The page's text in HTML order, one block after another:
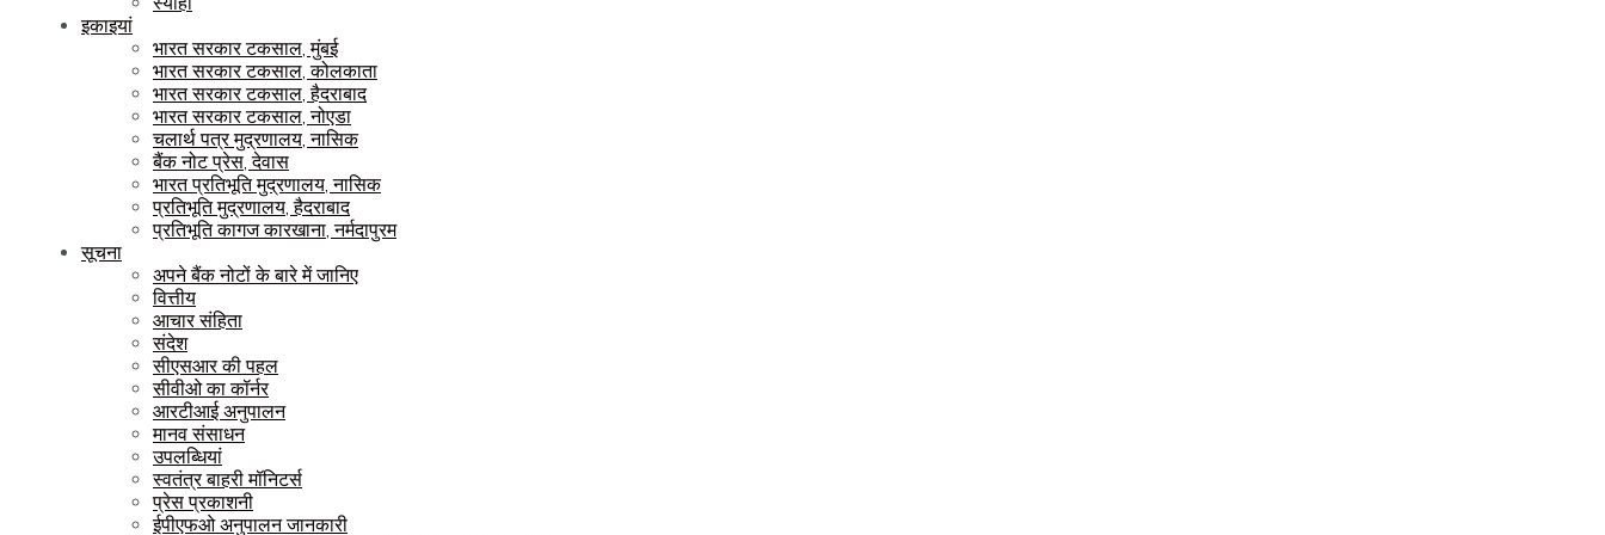
इकाइयां
भारत सरकार टकसाल, मुंबई
भारत सरकार टकसाल, कोलकाता
भारत सरकार टकसाल, हैदराबाद
भारत सरकार टकसाल, नोएडा
चलार्थ पत्र मुद्रणालय, नासिक
बैंक नोट प्रेस, देवास
भारत प्रतिभूति मुद्रणालय, नासिक
प्रतिभूति मुद्रणालय, हैदराबाद
प्रतिभूति कागज कारखाना, नर्मदापुरम
सूचना
अपने बैंक नोटों के बारे में जानिए
वित्तीय
आचार संहिता
संदेश
सीएसआर की पहल
सीवीओ का कॉर्नर
आरटीआई अनुपालन
मानव संसाधन
उपलब्धियां
स्वतंत्र बाहरी मॉनिटर्स
प्रेस प्रकाशनी
ईपीएफओ अनुपालन जानकारी